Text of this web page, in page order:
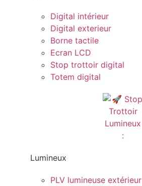
Digital intérieur
Digital exterieur
Borne tactile
Ecran LCD
Stop trottoir digital
Totem digital
Lumineux
PLV lumineuse extérieur